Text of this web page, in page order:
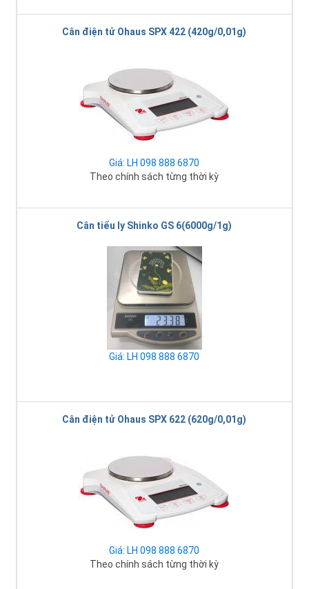
Cân điện tử Ohaus SPX 422 (420g/0,01g)
Giá: LH 098 888 6870
Theo chính sách từng thời kỳ
Cân tiểu ly Shinko GS 6(6000g/1g)
Giá: LH 098 888 6870
Cân điện tử Ohaus SPX 622 (620g/0,01g)
Giá: LH 098 888 6870
Theo chính sách từng thời kỳ